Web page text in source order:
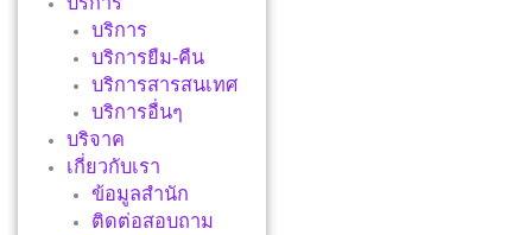
บริการ
บริการยืม-คืน
บริการสารสนเทศ
บริการอื่นๆ
บริจาค
เกี่ยวกับเรา
ข้อมูลสำนัก
ติดต่อสอบถาม